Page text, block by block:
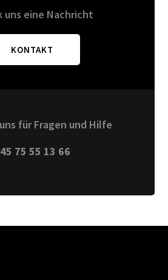
uns eine Nachricht
KONTAKT
für Fragen und Hilfe
75 55 13 66